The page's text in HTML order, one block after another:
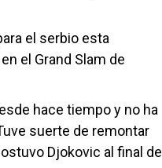
el serbio esta
el Grand Slam de
hace tiempo y no ha
suerte de remontar
Djokovic al final del